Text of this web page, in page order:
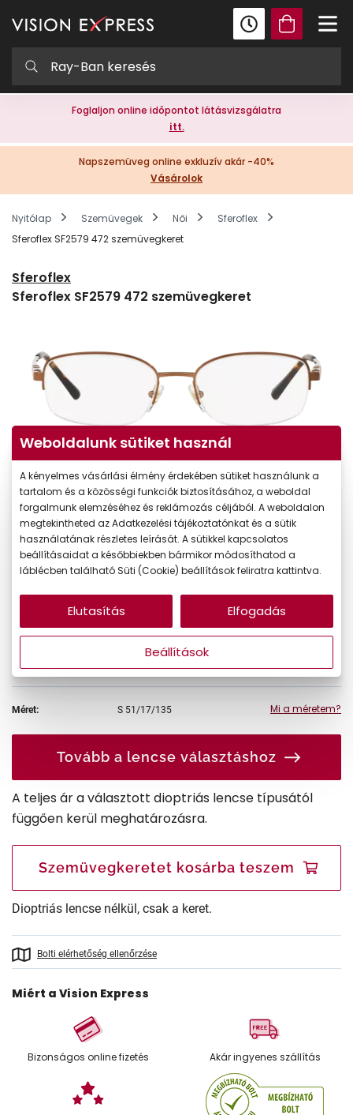
Foglaljon online időpontot látásvizsgálatra
itt.
Napszemüveg online exkluzív akár -40%
Vásárolok
Nyitólap Szemüvegek Női
Sferoflex
Sferoflex SF2579 472 szemüvegkeret
Sferoflex
Sferoflex SF2579 472 szemüvegkeret
Ár: 41.990 Ft
A feltűntetett ár a szemüvegkeretre vonatkozik.
Ingyenes szállítás
Méret: S 51/17/135 Mi a méretem?
Tovább a lencse választáshoz
A teljes ár a választott dioptriás lencse típusától
függően kerül meghatározásra.
Szemüvegkeretet kosárba teszem
Dioptriás lencse nélkül, csak a keret.
Bolti elérhetőség ellenőrzése
Miért a Vision Express
Bizonságos online fizetés Akár ingyenes szállítás
Weboldalunk sütiket használ
A kényelmes vásárlási élmény érdekében sütiket használunk a
tartalom és a közösségi funkciók biztosításához, a weboldal
forgalmunk elemzéséhez és reklámozás céljából. A weboldalon
megtekintheted az Adatkezelési tájékoztatónkat és a sütik
használatának részletes leírását. A sütikkel kapcsolatos
beállításaidat a későbbiekben bármikor módosíthatod a
láblécben található Süti (Cookie) beállítások feliratra kattintva.
Beállítások
Elutasítás Elfogadás